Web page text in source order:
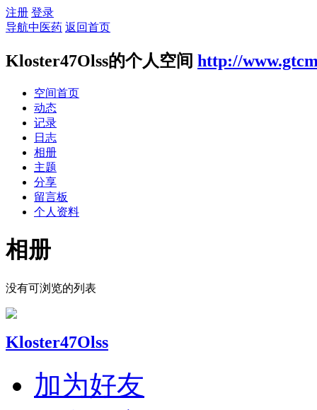
注册 登录
导航中医药 返回首页
Kloster47Olss的个人空间 http://
空间首页
动态
记录
日志
相册
主题
分享
留言板
个人资料
相册
没有可浏览的列表
Kloster47Olss
加为好友